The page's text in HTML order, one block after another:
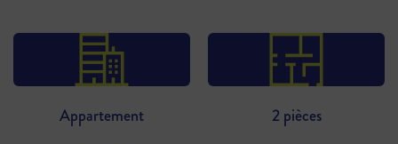
Appartement 2 pièces